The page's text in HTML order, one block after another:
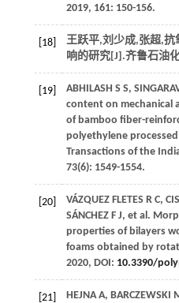
2019, 161: 150-156.
[18]
王跃平,刘少成,张超,
响的研究[J].齐鲁石油
[19] ABHILASH S S,
content on mechanical
of bamboo fiber-
polyethylene
Transactions of the
73(6): 1549-1554.
[20] VÁZQUEZ FLETES R C,
SÁNCHEZ F J, et al.
properties of bilayers
foams obtained by
2020, DOI: 10.3390/
[21] HEJNA A, BARCZEWSKI